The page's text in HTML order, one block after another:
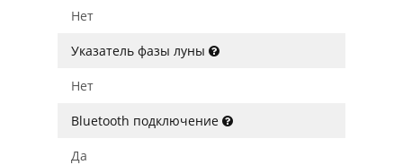
Нет
Указатель фазы луны
Нет
Bluetooth подключение
Да